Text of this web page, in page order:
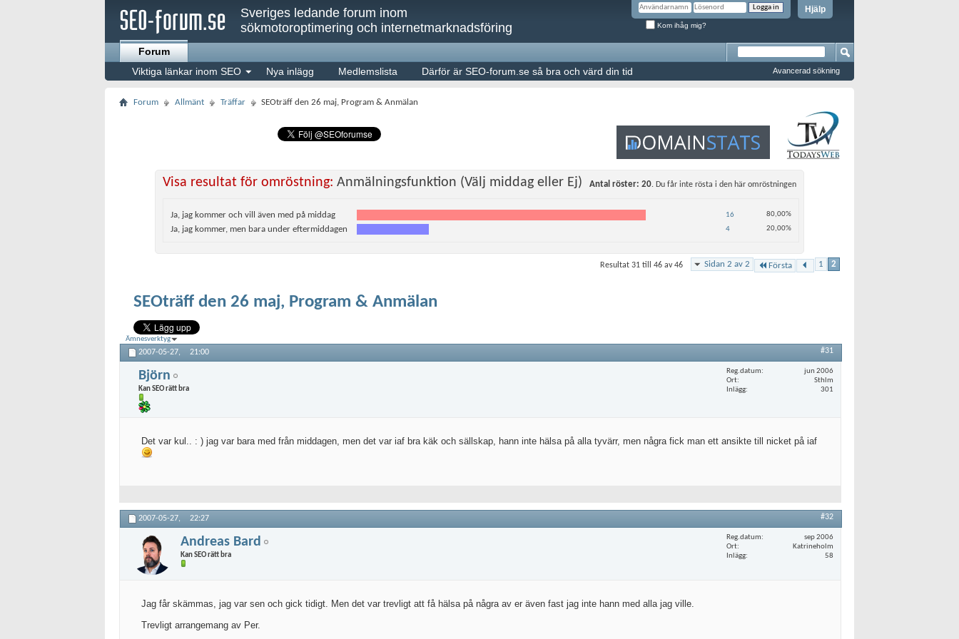
Hjälp
Kom ihåg mig?
Sveriges ledande forum inom
sökmotoroptimering och internetmarknadsföring
Forum
Viktiga länkar inom SEO
Nya inlägg Medlemslista Därför är SEO-forum.se så bra och värd din tid Avancerad sökning
Forum Allmänt Träffar SEOträff den 26 maj, Program & Anmälan
Visa resultat för omröstning: Anmälningsfunktion (Välj middag eller Ej) Antal röster 20. Du får inte rösta i den här omröstningen
Ja, jag kommer och vill även med på middag 16 80,00%
Ja, jag kommer, men bara under eftermiddagen 4 20,00%
Sidan 2 av 2 Första 1 2
Resultat 31 till 46 av 46
SEOträff den 26 maj, Program & Anmälan
Ämnesverktyg
2007-05-27, 21:00 #31
Björn
Kan SEO rätt bra
Reg.datum
jun 2006
Ort
Sthlm
Inlägg
301
Det var kul.. : ) jag var bara med från middagen, men det var iaf bra käk och sällskap, hann inte hälsa på alla tyvärr, men några fick man ett ansikte till nicket på iaf
2007-05-27, 22:27 #32
Andreas Bard
Kan SEO rätt bra
Reg.datum
sep 2006
Ort
Katrineholm
Inlägg
58
Jag får skämmas, jag var sen och gick tidigt. Men det var trevligt att få hälsa på några av er även fast jag inte hann med alla jag ville.
Trevligt arrangemang av Per.